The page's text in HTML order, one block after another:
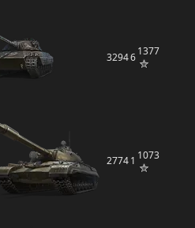
329461377
27741 1073